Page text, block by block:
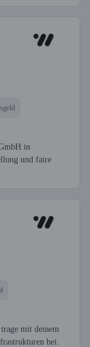
in
und faire
mit deinem
bei.